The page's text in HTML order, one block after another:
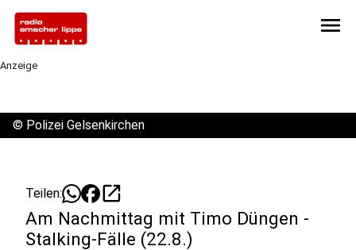
menu
Anzeige
© Polizei Gelsenkirchen
Teilen: open_in_new
Am Nachmittag mit Timo Düngen -
Stalking-Fälle (22.8.)